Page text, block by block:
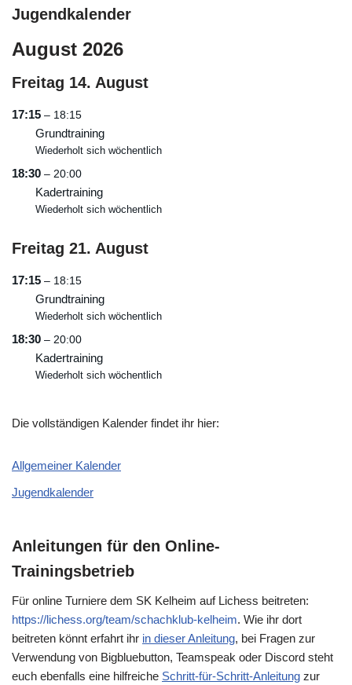
Jugendkalender
August 2026
Freitag 14. August
17:15 – 18:15
Grundtraining
Wiederholt sich wöchentlich
18:30 – 20:00
Kadertraining
Wiederholt sich wöchentlich
Freitag 21. August
17:15 – 18:15
Grundtraining
Wiederholt sich wöchentlich
18:30 – 20:00
Kadertraining
Wiederholt sich wöchentlich
Die vollständigen Kalender findet ihr hier:
Allgemeiner Kalender
Jugendkalender
Anleitungen für den Online-
Trainingsbetrieb
Für online Turniere dem SK Kelheim auf Lichess beitreten:
https://lichess.org/team/schachklub-kelheim. Wie ihr dort
beitreten könnt erfahrt ihr in dieser Anleitung, bei Fragen zur
Verwendung von Bigbluebutton, Teamspeak oder Discord steht
euch ebenfalls eine hilfreiche Schritt-für-Schritt-Anleitung zur